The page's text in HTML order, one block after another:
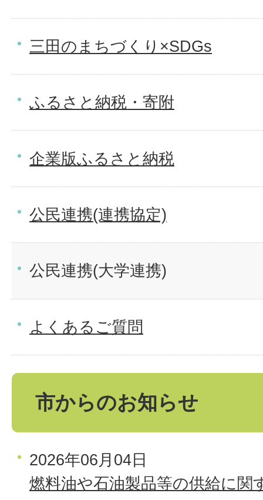
三田のまちづくり×SDGs
ふるさと納税・寄附
企業版ふるさと納税
公民連携(連携協定)
公民連携(大学連携)
よくあるご質問
市からのお知らせ
2026年06月04日
燃料油や石油製品等の供給に関